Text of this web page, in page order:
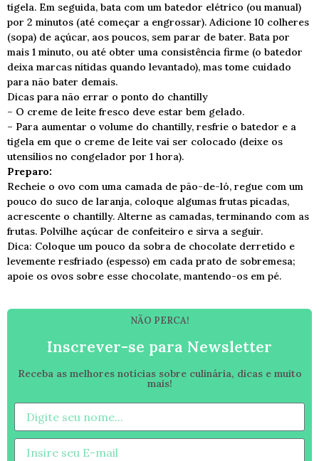
tigela. Em seguida, bata com um batedor elétrico (ou manual)
por 2 minutos (até começar a engrossar). Adicione 10 colheres
(sopa) de açúcar, aos poucos, sem parar de bater. Bata por
mais 1 minuto, ou até obter uma consistência firme (o batedor
deixa marcas nítidas quando levantado), mas tome cuidado
para não bater demais.
Dicas para não errar o ponto do chantilly
– O creme de leite fresco deve estar bem gelado.
– Para aumentar o volume do chantilly, resfrie o batedor e a
tigela em que o creme de leite vai ser colocado (deixe os
utensílios no congelador por 1 hora).
Preparo:
Recheie o ovo com uma camada de pão-de-ló, regue com um
pouco do suco de laranja, coloque algumas frutas picadas,
acrescente o chantilly. Alterne as camadas, terminando com as
frutas. Polvilhe açúcar de confeiteiro e sirva a seguir.
Dica: Coloque um pouco da sobra de chocolate derretido e
levemente resfriado (espesso) em cada prato de sobremesa;
apoie os ovos sobre esse chocolate, mantendo-os em pé.
NÃO PERCA!
Inscrever-se para Newsletter
Receba as melhores notícias sobre culinária, dicas e muito
mais!